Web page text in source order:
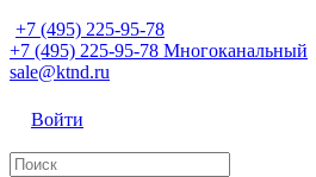
+7 (495) 225-95-78
+7 (495) 225-95-78 Многоканальный
sale@ktnd.ru
Войти